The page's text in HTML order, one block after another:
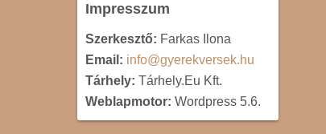
Impresszum
Szerkesztő: Farkas Ilona
Email: info@gyerekversek.hu
Tárhely: Tárhely.Eu Kft.
Weblapmotor: Wordpress 5.6.